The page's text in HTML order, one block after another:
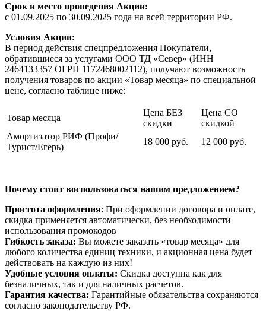
Срок и место проведения Акции:
с 01.09.2025 по 30.09.2025 года на всей территории РФ.
Условия Акции:
В период действия спецпредложения Покупатели,
обратившиеся за услугами ООО ТД «Север» (ИНН
2464133357 ОГРН 1172468002112), получают возможность
получения товаров по акции «Товар месяца» по специальной
цене, согласно таблице ниже:
Товар месяца
Цена БЕЗ
скидки
Цена СО
скидкой
Амортизатор РИФ (Профи/
Турист/Егерь)
18 000 руб. 12 000 руб.
Почему стоит воспользоваться нашим предложением?
Простота оформления: При оформлении договора и оплате,
скидка применяется автоматически, без необходимости
использования промокодов
Гибкость заказа: Вы можете заказать «товар месяца» для
любого количества единиц техники, и акционная цена будет
действовать на каждую из них!
Удобные условия оплаты: Скидка доступна как для
безналичных, так и для наличных расчетов.
Гарантия качества: Гарантийные обязательства сохраняются
согласно законодательству РФ.